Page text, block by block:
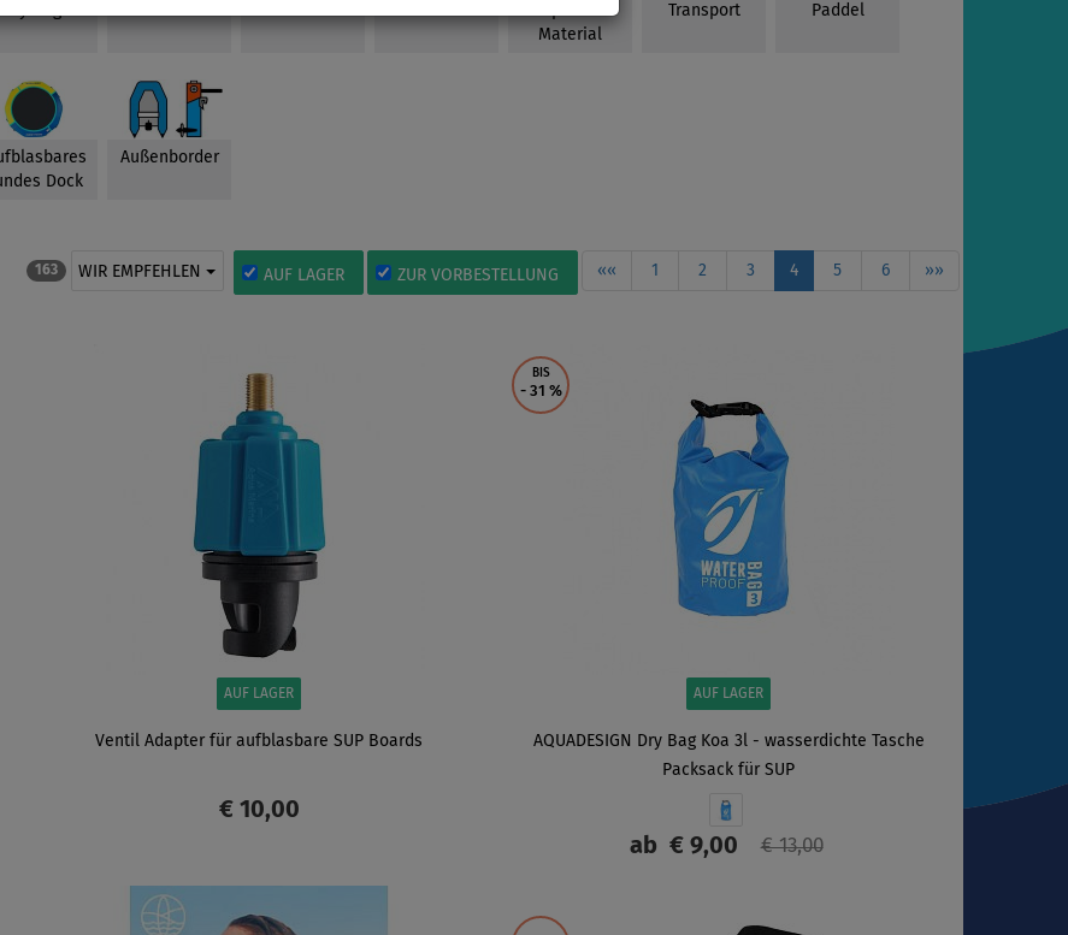
Material
Transport Paddel
Dock
Außenborder
«« 1 2 3 4 5 6 »»
163 WIR EMPFEHLEN AUF LAGER ZUR VORBESTELLUNG
AUF LAGER
Ventil Adapter für aufblasbare SUP Boards
€ 10,00
ANZEIGEN
BIS
- 31 %
AUF LAGER
AQUADESIGN Dry Bag Koa 3l - wasserdichte Tasche
Packsack für SUP
ab€ 9,00 € 13,00